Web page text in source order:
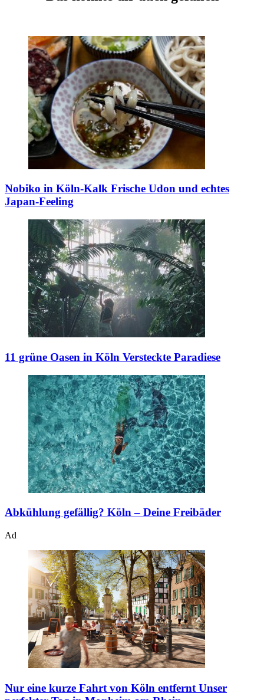
Nobiko in Köln-Kalk Frische Udon und echtes
Japan-Feeling
11 grüne Oasen in Köln Versteckte Paradiese
Abkühlung gefällig? Köln – Deine Freibäder
Ad
Nur eine kurze Fahrt von Köln entfernt Unser